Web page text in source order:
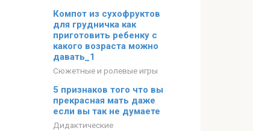
Компот из сухофруктов
для грудничка как
приготовить ребенку с
какого возраста можно
давать_1
Сюжетные и ролевые игры
5 признаков того что вы
прекрасная мать даже
если вы так не думаете
Дидактические